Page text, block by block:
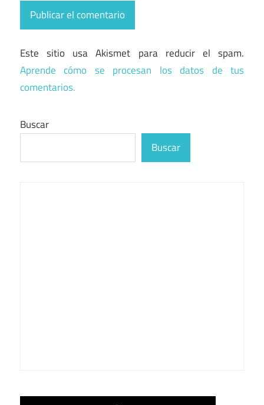
Este sitio usa Akismet para reducir el spam.
Aprende cómo se procesan los datos de tus
comentarios.
Buscar
Buscar